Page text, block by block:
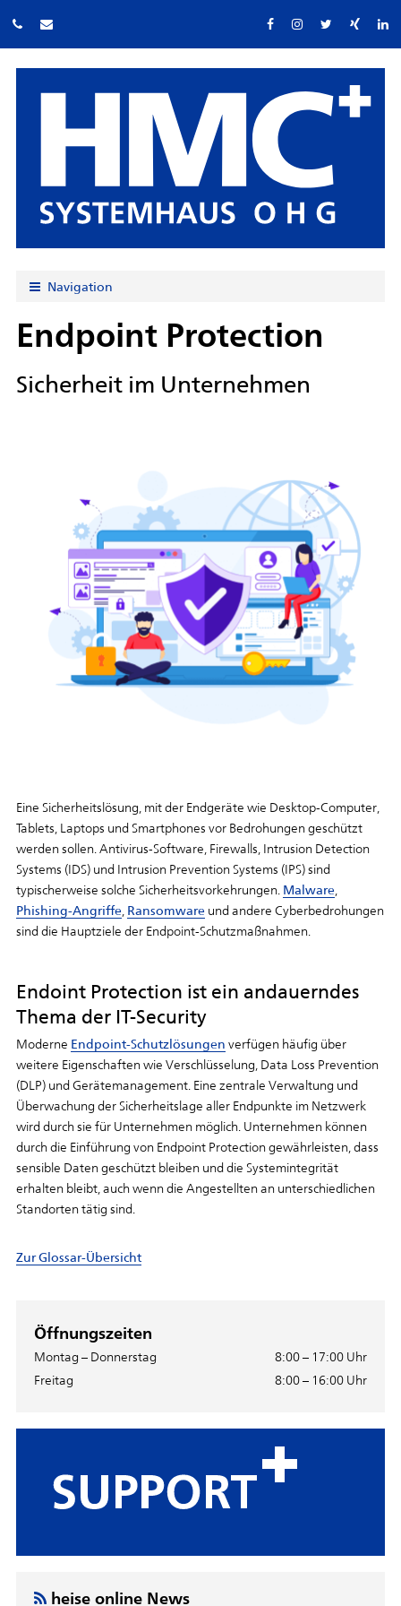
Navigation
Endpoint Protection
Sicherheit im Unternehmen
Eine Sicherheitslösung, mitder Endgeräte wie Desktop-Computer,
Tablets, Laptops und Smartphones vor Bedrohungengeschützt
werdensollen. Antivirus-Software, Firewalls, Intrusion Detection
Systems (IDS) und Intrusion Prevention Systems (IPS)sind
typischerweise solche Sicherheitsvorkehrungen. Malware
Phishing-Angriffe Ransomware und andere Cyberbedrohungen
sind die Hauptziele der Endpoint-Schutzmaßnahmen.
Endoint Protection ist ein andauerndes
Thema der IT-Security
Moderne Endpoint-Schutzlösungen verfügen häufig über
weitere Eigenschaftenwie Verschlüsselung, Data Loss Prevention
(DLP) und Gerätemanagement. Eine zentrale Verwaltung und
Überwachung der Sicherheitslage aller Endpunkte im Netzwerk
wird durchsie für Unternehmen möglich. Unternehmen können
durchdie Einführung von Endpoint Protectiongewährleisten,dass
sensible Datengeschützt bleiben und die Systemintegrität
erhalten bleibt,auchwenndie Angestelltenan unterschiedlichen
Standortentätig sind.
Zur Glossar-Übersicht
Öffnungszeiten
Montag – Donnerstag
8:00 – 17:00 Uhr
Freitag
8:00 – 16:00 Uhr
heise online News